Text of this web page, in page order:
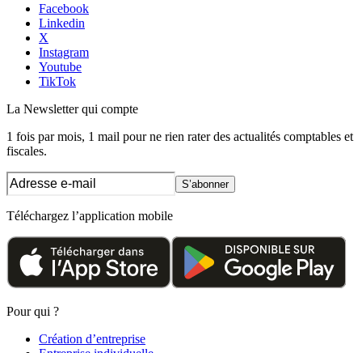
Facebook
Linkedin
X
Instagram
Youtube
TikTok
La Newsletterqui compte
1 fois par mois, 1 mail pour ne rien rater des actualités comptables et
fiscales.
S’abonner
Téléchargez l’application mobile
Pour qui ?
Création d’entreprise